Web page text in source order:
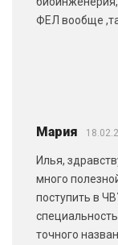
ФЕЛ вообще
Мария
Илья,
много
поступить в
точного